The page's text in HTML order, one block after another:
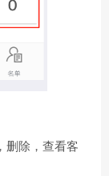
删除，查看客